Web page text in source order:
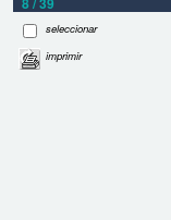
seleccionar
imprimir